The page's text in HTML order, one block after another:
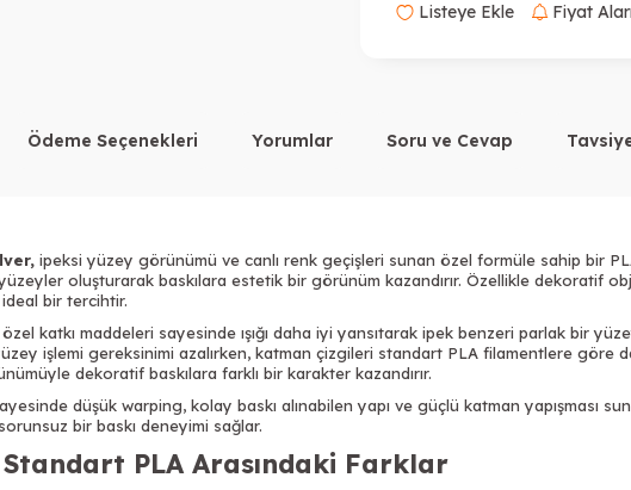
Listeye Ekle Fiyat
Ödeme Seçenekleri Yorumlar Soru ve Cevap
ipeksi yüzey görünümü ve canlı renk geçişleri sunan özel formüle sahip bir
oluşturarak baskılara estetik bir görünüm kazandırır. Özellikle dekoratif
bir tercihtir.
özel katkı maddeleri sayesinde ışığı daha iyi yansıtarak ipek benzeri parlak bir
işlemi gereksinimi azalırken, katman çizgileri standart PLA filamentlere
dekoratif baskılara farklı bir karakter kazandırır.
düşük warping, kolay baskı alınabilen yapı ve güçlü katman yapışması
bir baskı deneyimi sağlar.
Standart PLA Arasındaki Farklar